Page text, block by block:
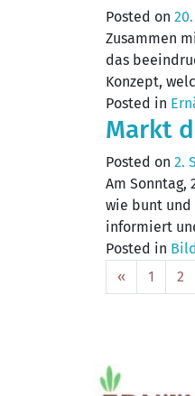
Posted on
Zusammen
das
Konzept,
Posted in
Markt
Posted on 2.
Am
wie bunt und
informiert
Posted in
navigation
« 1 2